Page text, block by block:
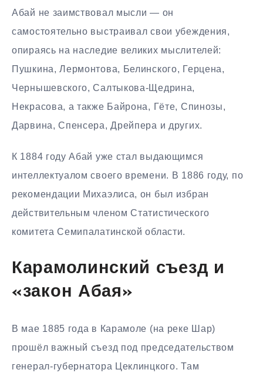
Абай не заимствовал мысли — он
самостоятельно выстраивал свои убеждения,
опираясь на наследие великих мыслителей:
Пушкина, Лермонтова, Белинского, Герцена,
Чернышевского, Салтыкова-Щедрина,
Некрасова, а также Байрона, Гёте, Спинозы,
Дарвина, Спенсера, Дрейпера и других.
К 1884 году Абай уже стал выдающимся
интеллектуалом своего времени. В 1886 году, по
рекомендации Михаэлиса, он был избран
действительным членом Статистического
комитета Семипалатинской области.
Карамолинский съезд и
«закон Абая»
В мае 1885 года в Карамоле (на реке Шар)
прошёл важный съезд под председательством
генерал-губернатора Цеклинцкого. Там